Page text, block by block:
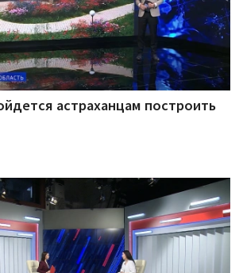
астраханцам построить